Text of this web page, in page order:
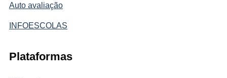
Auto avaliação
INFOESCOLAS
Plataformas